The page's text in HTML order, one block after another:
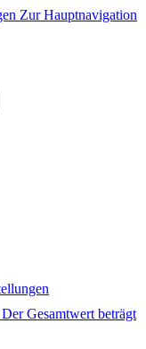
Zur Hauptnavigation
Gesamtwert beträgt